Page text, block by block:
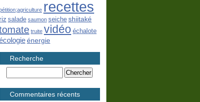
recettes
riz salade saumon seiche shiitaké
truite vidéo échalote
énergie
Recherche
Commentaires récents